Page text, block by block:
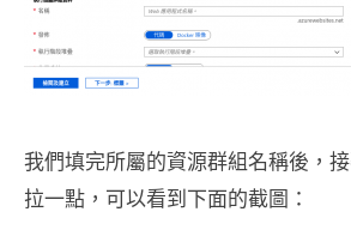
我們填完所屬的資源群組名稱後，
拉一點，可以看到下面的截圖：